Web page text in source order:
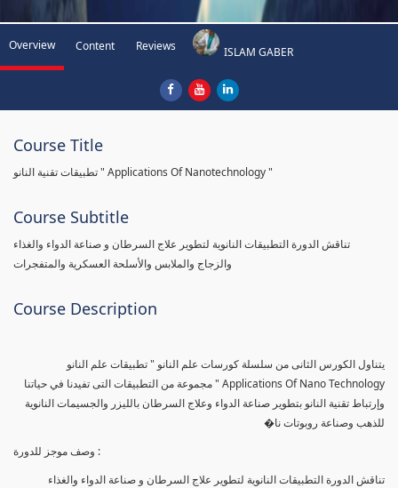
Overview Content Reviews ISLAM GABER
Course Title
تطبيقات تقنية النانو " Applications Of Nanotechnology "
Course Subtitle
تناقش الدورة التطبيقات النانوية لتطوير علاج السرطان و صناعة الدواء والغذاء
والزجاج والملابس والأسلحة العسكرية والمتفجرات
Course Description
يتناول الكورس الثانى من سلسلة كورسات علم النانو " تطبيقات علم النانو
Applications Of Nano Technology " مجموعة من التطبيقات التى تفيدنا في حياتنا
وإرتباط تقنية النانو بتطوير صناعة الدواء وعلاج السرطان بالليزر والجسيمات النانوية
للذهب وصناعة روبوتات نا�
وصف موجز للدورة :
تناقش الدورة التطبيقات النانوية لتطوير علاج السرطان و صناعة الدواء والغذاء